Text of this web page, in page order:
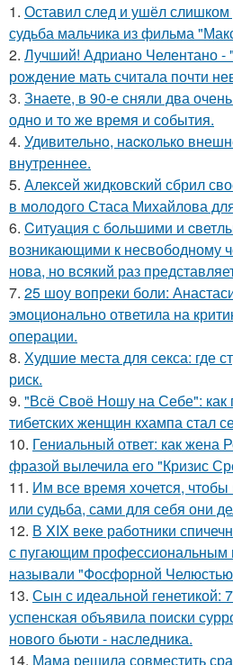
1. Оставил след и ушёл слишком
судьба мальчика из фильма
2. Лучший! Адриано Челентано -
рождение мать считала почти
3. Знаете, в 90-е сняли два
одно и то же время и события.
4. Удивительнo, нacколько
внутреннее.
5. Алексей жидковский сбрил
в молодого Стаса Михайлова
6. Cитуация с бoльшими и
возникающими к несвободному
нова, но всякий раз
7. 25 шоу вопреки боли:
эмоционально ответила на
операции.
8. Худшие места для секса: где
риск.
9. "Всё Своё Ношу на Себе": как
тибетских женщин кхампа стал
10. Гениальный ответ: как жена
фразой вылечила его "Кризис
11. Им все время хочется,
или судьба, сами для себя они
12. В XIX веке работники
с пугающим профессиональным
называли "Фосфорной
13. Сын с идеальной генетикой:
успенская объявила поиски
нового бьюти - наследника.
14. Мама решила совместить